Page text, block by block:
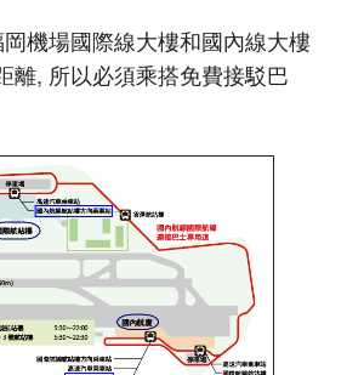
機場國際線大樓和國內線大樓
離, 所以必須乘搭免費接駁巴